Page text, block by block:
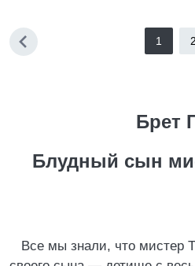
1 2
Брет
Блудный сын
Все мы знали, что мистер